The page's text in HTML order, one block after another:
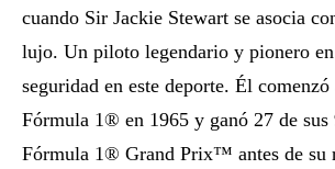
cuando Sir Jackie Stewart se asocia
lujo. Un piloto legendario y pionero
seguridad en este deporte. Él
Fórmula 1® en 1965 y ganó 27 de sus
Fórmula 1® Grand Prix™ antes de su